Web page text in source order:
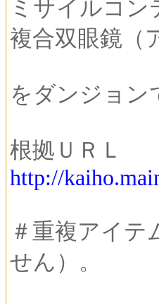
ミサイルコ
複合双眼鏡（
をダンジョン
根拠ＵＲＬ
http://
＃重複アイ
せん）。